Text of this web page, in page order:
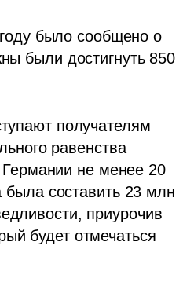
было сообщено о
были достигнуть 850
получателям
равенства
Германии не менее 20
составить 23 млн
приурочив
будет отмечаться